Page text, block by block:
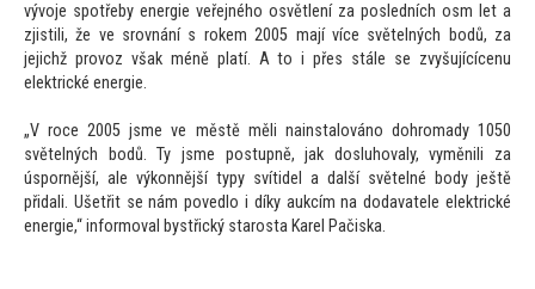
vývoje spotřeby energie veřejného osvětlení za posledních osm let a
zjistili, že ve srovnání s rokem 2005 mají více světelných bodů, za
jejichž provoz však méně platí. Ato i přes stále se zvyšujícícenu
elektrické energie.
„V roce 2005 jsme ve městě měli nainstalováno dohromady 1050
světelných bodů. Ty jsme postupně, jak dosluhovaly, vyměnili za
úspornější, ale výkonnější typy svítidel a další světelné body ještě
přidali. Ušetřit se nám povedlo i díky aukcím na dodavatele elektrické
energie,“ informoval bystřický starosta Karel Pačiska.